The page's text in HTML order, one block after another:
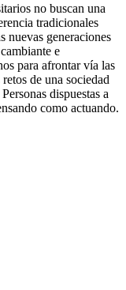
no buscan una
tradicionales
nuevas generaciones
e
para afrontar vía las
de una sociedad
dispuestas a
como actuando.